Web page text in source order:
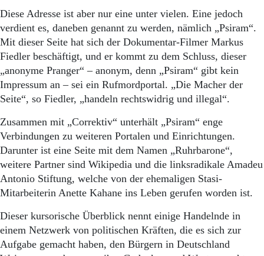
Diese Adresse ist aber nur eine unter vielen. Eine jedoch
verdient es, daneben genannt zu werden, nämlich „Psiram“.
Mit dieser Seite hat sich der Dokumentar-Filmer Markus
Fiedler beschäftigt, und er kommt zu dem Schluss, dieser
„anonyme Pranger“ – anonym, denn „Psiram“ gibt kein
Impressum an – sei ein Rufmordportal. „Die Macher der
Seite“, so Fiedler, „handeln rechtswidrig und illegal“.
Zusammen mit „Correktiv“ unterhält „Psiram“ enge
Verbindungen zu weiteren Portalen und Einrichtungen.
Darunter ist eine Seite mit dem Namen „Ruhrbarone“,
weitere Partner sind Wikipedia und die linksradikale Amadeu
Antonio Stiftung, welche von der ehemaligen Stasi-
Mitarbeiterin Anette Kahane ins Leben gerufen worden ist.
Dieser kursorische Überblick nennt einige Handelnde in
einem Netzwerk von politischen Kräften, die es sich zur
Aufgabe gemacht haben, den Bürgern in Deutschland